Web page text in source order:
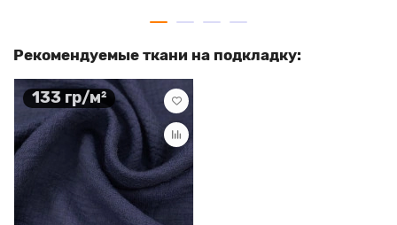
Рекомендуемые ткани на подкладку:
133 гр/м²